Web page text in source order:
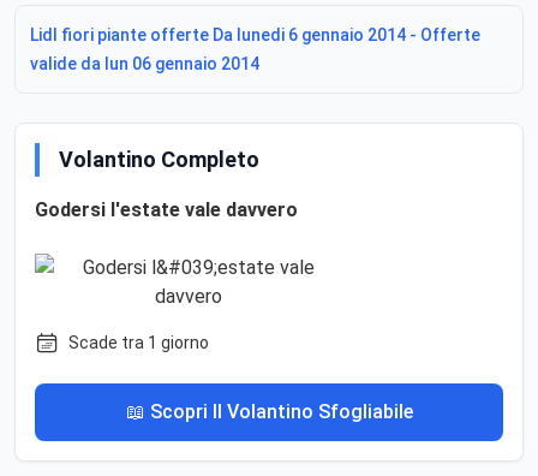
Lidl fiori piante offerte Da lunedi 6 gennaio 2014 - Offerte
valide da lun 06 gennaio 2014
Volantino Completo
Godersi l'estate vale davvero
Scade tra 1 giorno
📖 Scopri Il Volantino Sfogliabile